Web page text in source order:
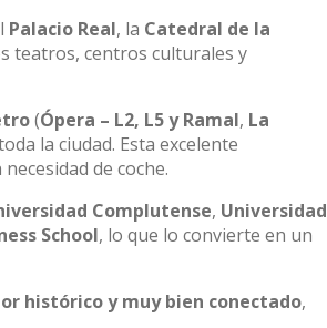
Palacio Real, la Catedral de la
teatros, centros culturales y
(Ópera – L2, L5 y Ramal, La
la ciudad. Esta excelente
de coche.
Complutense, Universidad
School, lo que lo convierte en un
histórico y muy bien conectado,